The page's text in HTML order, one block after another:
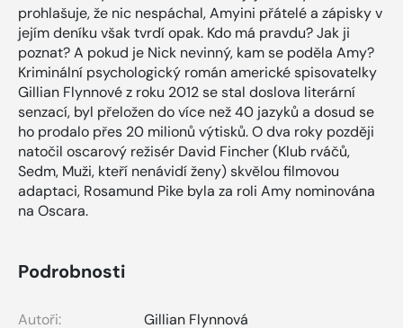
prohlašuje, že nic nespáchal, Amyini přátelé a zápisky v
jejím deníku však tvrdí opak. Kdo má pravdu? Jak ji
poznat? A pokud je Nick nevinný, kam se poděla Amy?
Kriminální psychologický román americké spisovatelky
Gillian Flynnové z roku 2012 se stal doslova literární
senzací, byl přeložen do více než 40 jazyků a dosud se
ho prodalo přes 20 milionů výtisků. O dva roky později
natočil oscarový režisér David Fincher (Klub rváčů,
Sedm, Muži, kteří nenávidí ženy) skvělou filmovou
adaptaci, Rosamund Pike byla za roli Amy nominována
na Oscara.
Podrobnosti
Autoři:
Gillian Flynnová